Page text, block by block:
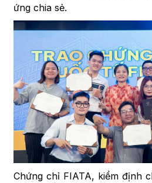
ứng chia sẻ.
Chứng chỉ FIATA, kiểm định